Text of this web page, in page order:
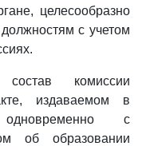
целесообразно
с учетом
комиссии
издаваемом в
одновременно с
об образовании